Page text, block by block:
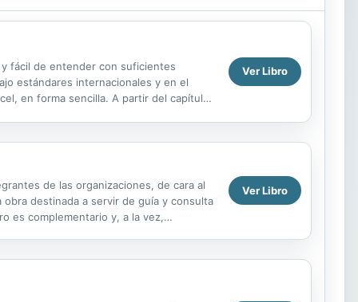
fácil de entender con suficientes
estándares internacionales y en el
en forma sencilla. A partir del capítulo
Ver Libro
de las organizaciones, de cara al
destinada a servir de guía y consulta
es complementario y, a la vez,
Ver Libro